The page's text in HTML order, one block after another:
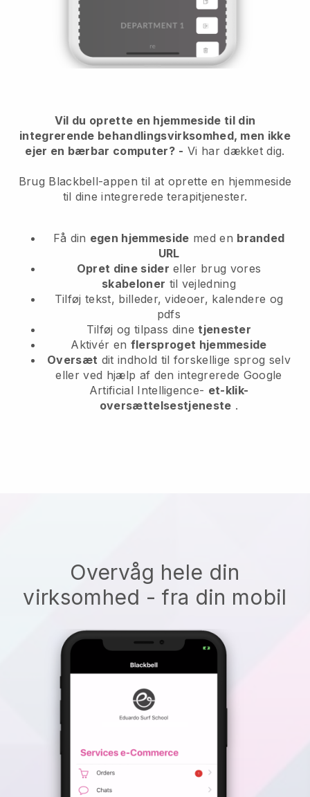
Vil du oprette en hjemmeside til din
integrerende behandlingsvirksomhed, men ikke
ejer en bærbar computer? - Vi har dækket dig.
Brug Blackbell-appen til at oprette en hjemmeside
til dine integrerede terapitjenester.
Få din egen hjemmeside med en branded
URL
Opret dine sider eller brug vores
skabeloner til vejledning
Tilføj tekst, billeder, videoer, kalendere og
pdfs
Tilføj og tilpass dinetjenester
Aktivér en flersproget hjemmeside
Oversæt dit indhold til forskellige sprog selv
eller ved hjælp af den integrerede Google
Artificial Intelligence- et-klik-
oversættelsestjeneste .
Overvåg hele din
virksomhed - fra din mobil